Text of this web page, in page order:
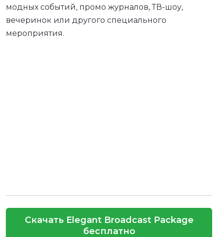
модных событий, промо журналов, ТВ-шоу,
вечеринок или другого специального
мероприятия.
Скачать Elegant Broadcast Package
бесплатно